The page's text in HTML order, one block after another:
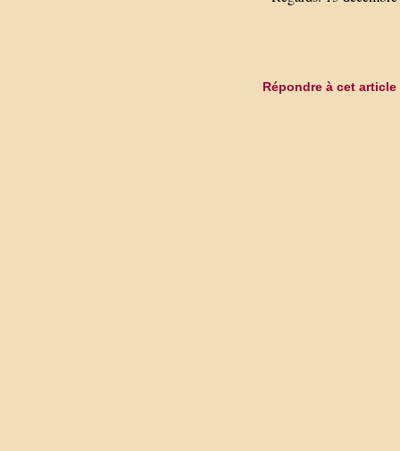
Répondre à cet article